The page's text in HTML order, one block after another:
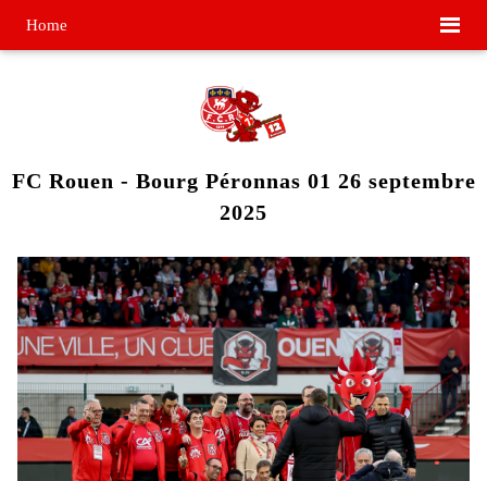
Home
FC Rouen - Bourg Péronnas 01 26 septembre
2025